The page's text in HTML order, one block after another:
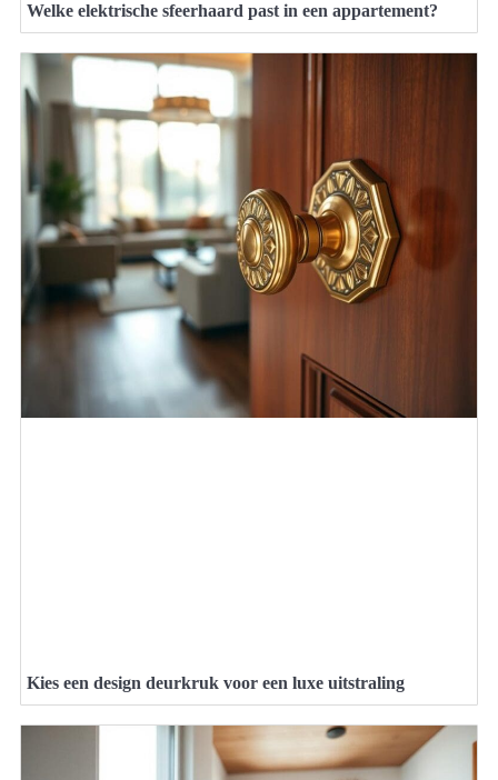
Welke elektrische sfeerhaard past in een appartement?
Kies een design deurkruk voor een luxe uitstraling